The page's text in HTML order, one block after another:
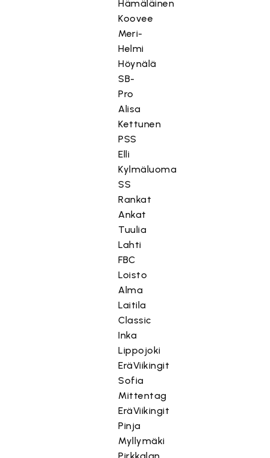
Hämäläinen
Koovee
Meri-
Helmi
Höynälä
SB-
Pro
Alisa
Kettunen
PSS
Elli
Kylmäluoma
SS
Rankat
Ankat
Tuulia
Lahti
FBC
Loisto
Alma
Laitila
Classic
Inka
Lippojoki
EräViikingit
Sofia
Mittentag
EräViikingit
Pinja
Myllymäki